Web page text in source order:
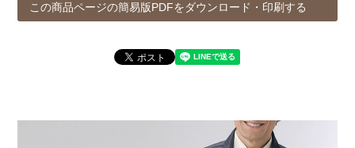
この商品ページの簡易版PDFをダウンロード・印刷する